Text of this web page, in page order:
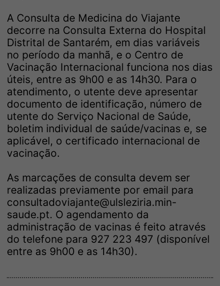
A Consulta de Medicina do Viajante
decorre na Consulta Externa do Hospital
Distrital de Santarém, em dias variáveis
no período da manhã, e o Centro de
Vacinação Internacional funciona nos dias
úteis, entre as 9h00 e as 14h30. Para o
atendimento, o utente deve apresentar
documento de identificação, número de
utente do Serviço Nacional de Saúde,
boletim individual de saúde/vacinas e, se
aplicável, o certificado internacional de
vacinação.
As marcações de consulta devem ser
realizadas previamente por email para
consultadoviajante@ulsleziria.min-
saude.pt. O agendamento da
administração de vacinas é feito através
do telefone para 927 223 497 (disponível
entre as 9h00 e as 14h30).